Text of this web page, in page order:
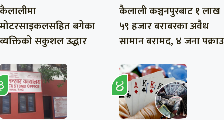
कैलालीमा
मोटरसाइकलसहित बगेका
व्यक्तिको सकुशल उद्धार
कैलाली कञ्चनपुरबाट १ लाख
५९ हजार बराबरका अवैध
सामान बरामद, ४ जना पक्राउ